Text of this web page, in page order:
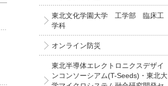
東北文化学園大学 工学部 臨床工
学科
オンライン防災
東北半導体エレクトロニクスデザイ
ンコンソーシアム(T-Seeds)・東北大